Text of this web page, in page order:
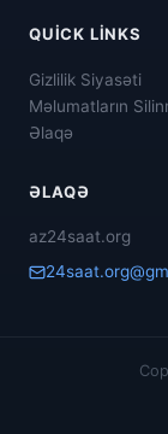
QUICK LINKS
Gizlilik Siyasəti
Məlumatların
Əlaqə
ƏLAQƏ
az24saat.org